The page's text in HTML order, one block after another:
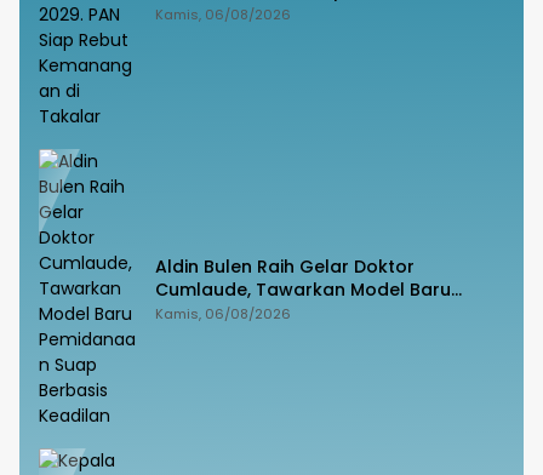
Kemanangan di Takalar
Kamis, 06/08/2026
Aldin Bulen Raih Gelar Doktor
Cumlaude, Tawarkan Model Baru
Pemidanaan Suap Berbasis Keadilan
Kamis, 06/08/2026